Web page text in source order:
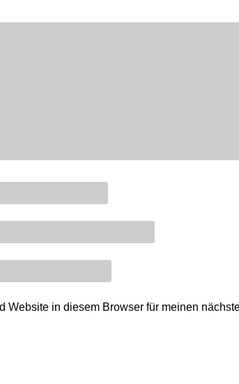
Website in diesem Browser für meinen